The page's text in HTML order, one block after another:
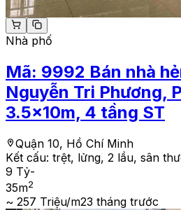
Nhà phố
Mã: 9992 Bán nhà
Nguyễn Tri Phương,
3.5x10m, 4 tầng ST
Quận 10, Hồ Chí Minh
Kết cấu: trệt, lửng, 2 lầu, sân
9 Tỷ-
35m2
~ 257 Triệu/m23 tháng trước